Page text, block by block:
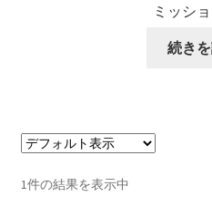
ミッシ
続き
1件の結果を表示中